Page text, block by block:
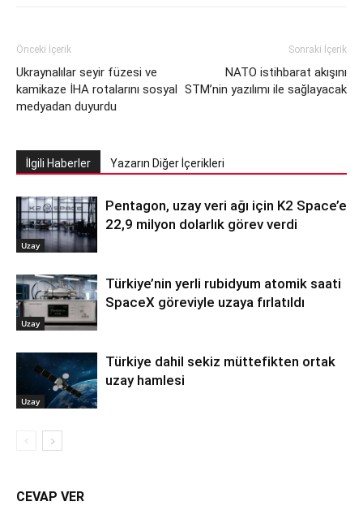
Önceki İçerik
Ukraynalılar seyir füzesi ve
kamikaze İHA rotalarını sosyal
medyadan duyurdu
Sonraki İçerik
NATO istihbarat akışını
STM’nin yazılımı ile sağlayacak
İlgili Haberler Yazarın Diğer İçerikleri
Uzay
Pentagon, uzay veri ağı için K2 Space’e
22,9 milyon dolarlık görev verdi
Uzay
Türkiye’nin yerli rubidyum atomik saati
SpaceX göreviyle uzaya fırlatıldı
Uzay
Türkiye dahil sekiz müttefikten ortak
uzay hamlesi
CEVAP VER